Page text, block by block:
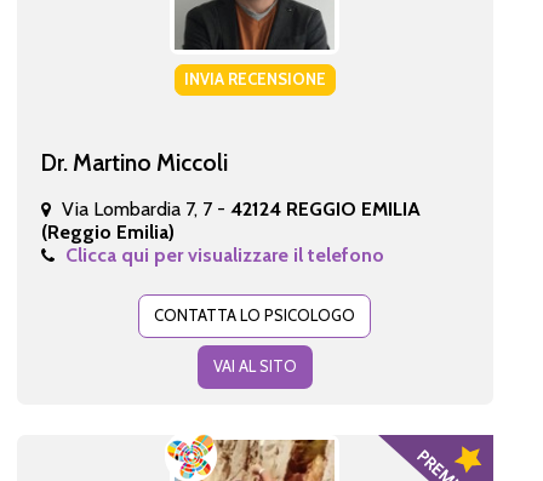
INVIA RECENSIONE
Dr. Martino Miccoli
Via Lombardia 7, 7 - 42124 REGGIO EMILIA
(Reggio Emilia)
Clicca qui per visualizzare il telefono
CONTATTA LO PSICOLOGO
VAI AL SITO